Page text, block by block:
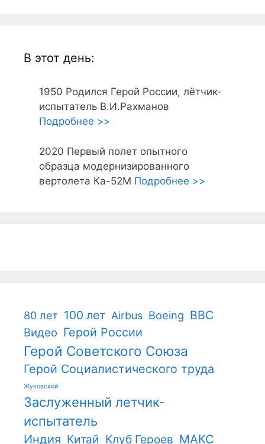
В этот день:
1950 Родился Герой России, лётчик-
испытатель В.И.Рахманов
Подробнее >>
2020 Первый полет опытного
образца модернизированного
вертолета Ка-52М Подробнее >>
80 лет 100 лет Airbus Boeing ВВС
Видео Герой России
Герой Советского Союза
Герой Социалистического труда
Жуковский
Заслуженный летчик-
испытатель
Индия Китай Клуб Героев МАКС